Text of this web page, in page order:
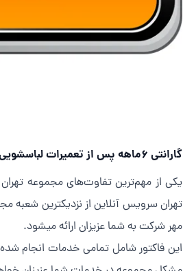
گارانتی ۶ماهه پس از تعمیرات لباسشویی گاسونیک:
تهران سرویس آنلاین از نزدیکترین
مهر شرکت به شما عزیزان ارائه میشود.